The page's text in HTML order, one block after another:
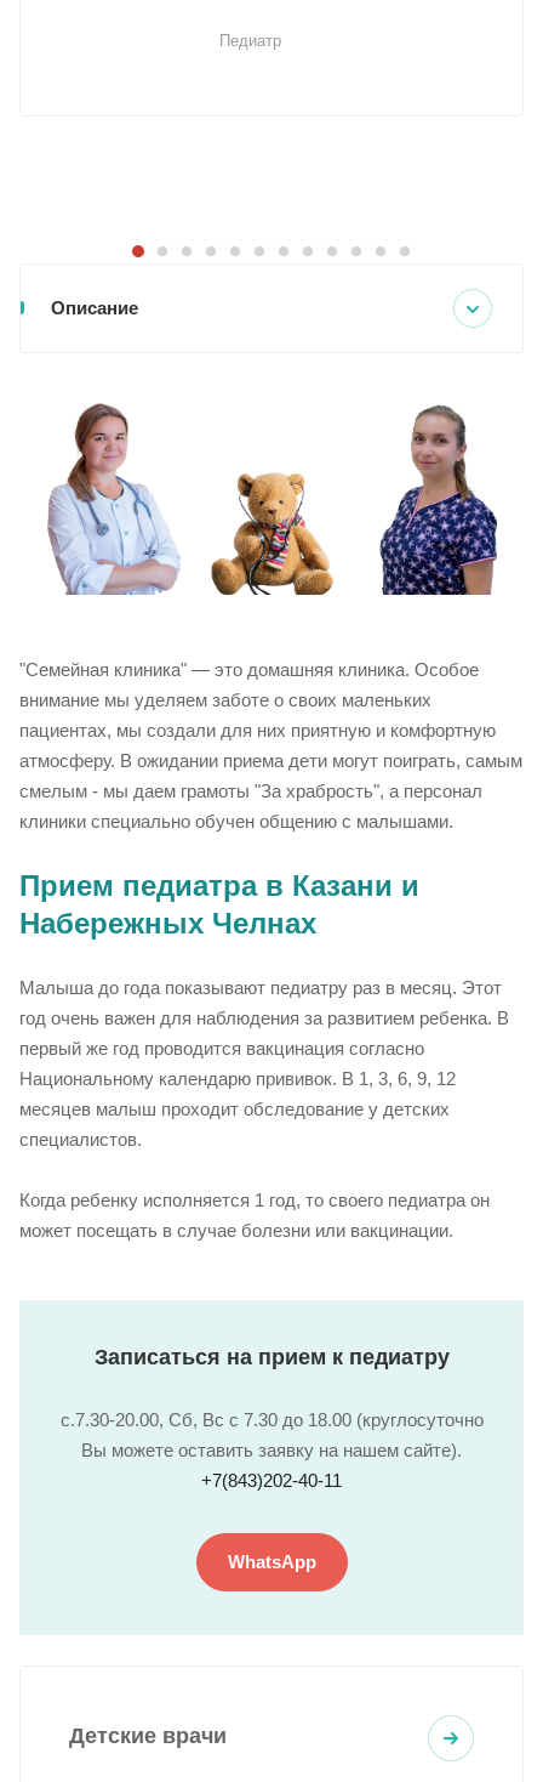
Описание
"Семейная клиника" — это домашняя клиника. Особое
внимание мы уделяем заботе о своих маленьких
пациентах, мы создали для них приятную и комфортную
атмосферу. В ожидании приема дети могут поиграть, самым
смелым - мы даем грамоты "За храбрость", а персонал
клиники специально обучен общению с малышами.
Прием педиатра в Казани и
Набережных Челнах
Малыша до года показывают педиатру раз в месяц. Этот
год очень важен для наблюдения за развитием ребенка. В
первый же год проводится вакцинация согласно
Национальному календарю прививок. В 1, 3, 6, 9, 12
месяцев малыш проходит обследование у детских
специалистов.
Когда ребенку исполняется 1 год, то своего педиатра он
может посещать в случае болезни или вакцинации.
Записаться на прием к педиатру
с.7.30-20.00, Сб, Вс с 7.30 до 18.00 (круглосуточно
Вы можете оставить заявку на нашем сайте).
+7(843)202-40-11
WhatsApp
Детские врачи
Педиатр